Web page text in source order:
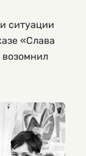
ситуации
«Слава